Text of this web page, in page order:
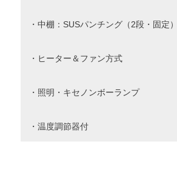
・中棚：SUSパンチング（2段・固定）
・ヒーター＆ファン方式
・照明・キセノンボーランプ
・温度調節器付